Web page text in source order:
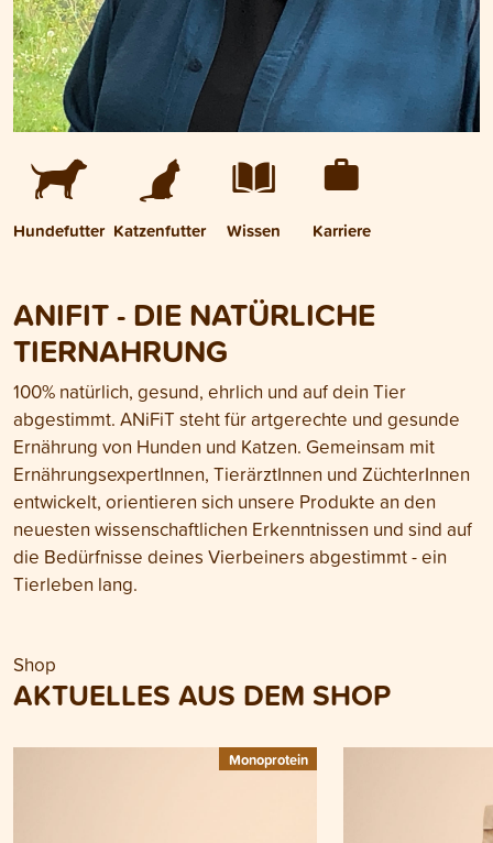
Hundefutter Katzenfutter Wissen Karriere
ANIFIT - DIE NATÜRLICHE
TIERNAHRUNG
100% natürlich, gesund, ehrlich und auf dein Tier
abgestimmt. ANiFiT steht für artgerechte und gesunde
Ernährung von Hunden und Katzen. Gemeinsam mit
ErnährungsexpertInnen, TierärztInnen und ZüchterInnen
entwickelt, orientieren sich unsere Produkte an den
neuesten wissenschaftlichen Erkenntnissen und sind auf
die Bedürfnisse deines Vierbeiners abgestimmt - ein
Tierleben lang.
Shop
AKTUELLES AUS DEM SHOP
Monoprotein